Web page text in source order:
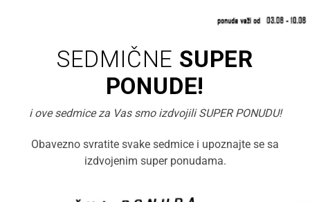
SEDMIČNE SUPER
PONUDE!
i ove sedmice za Vas smo izdvojili SUPER PONUDU!
Obavezno svratite svake sedmice i upoznajte se sa
izdvojenim super ponudama.